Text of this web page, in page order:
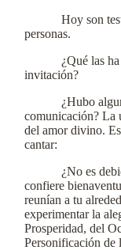
Hoy son
personas.
¿Qué las
invitación?
¿Hubo
comunicación? La
del amor divino.
cantar:
¿No es
confiere
reunían a tu
experimentar la
Prosperidad, del
Personificación de